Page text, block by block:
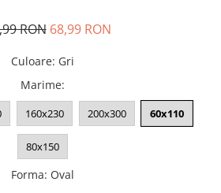
RON 68,99 RON
Culoare: Gri
Marime:
160x230 200x300 60x110
80x150
Forma: Oval